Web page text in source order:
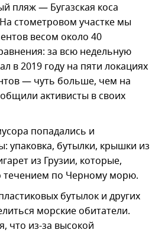
пляж — Бугазская коса
стометровом участке мы
весом около 40
за всю недельную
в 2019 году на пяти локациях
— чуть больше, чем на
активисты в своих
попадались и
упаковка, бутылки, крышки из
из Грузии, которые,
течением по Черному морю.
бутылок и других
морские обитатели.
что из-за высокой